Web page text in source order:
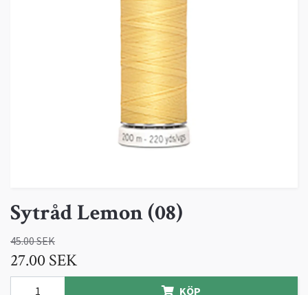
Sytråd Lemon (08)
45.00 SEK
27.00 SEK
KÖP